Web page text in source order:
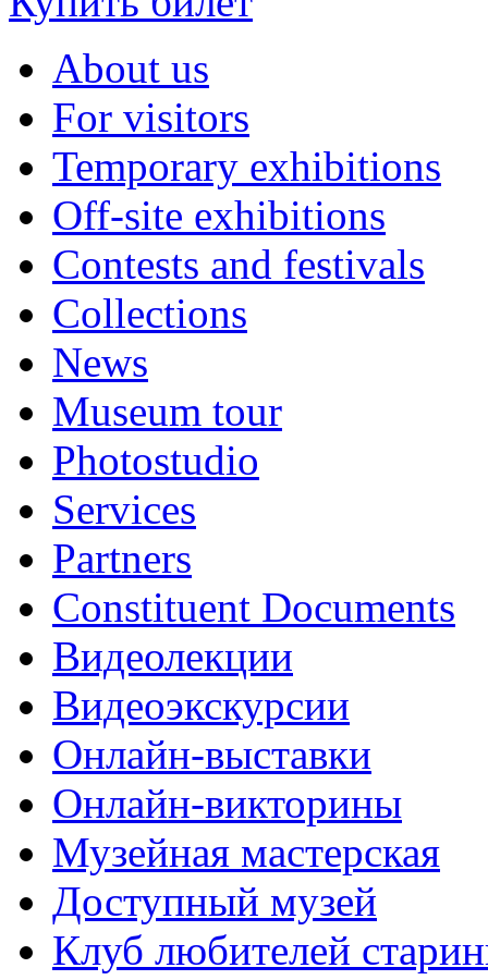
About us
For visitors
Temporary exhibitions
Off-site exhibitions
Contests and festivals
Collections
News
Museum tour
Photostudio
Services
Partners
Constituent Documents
Видеолекции
Видеоэкскурсии
Онлайн-выставки
Онлайн-викторины
Музейная мастерская
Доступный музей
Клуб любителей